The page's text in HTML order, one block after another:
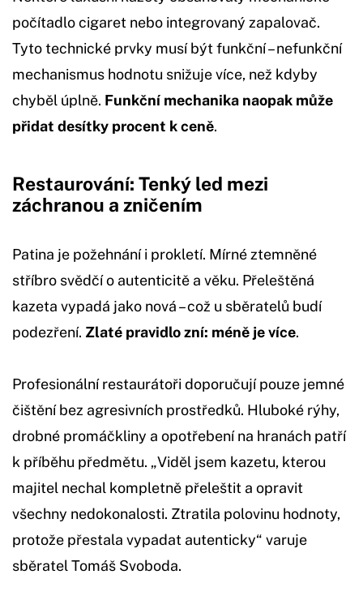
počítadlo cigaret nebo integrovaný zapalovač.
Tyto technické prvky musí být funkční – nefunkční
mechanismus hodnotu snižuje více, než kdyby
chyběl úplně. Funkční mechanika naopak může
přidat desítky procent k ceně.
Restaurování: Tenký led mezi
záchranou a zničením
Patina je požehnání i prokletí. Mírné ztemněné
stříbro svědčí o autenticitě a věku. Přeleštěná
kazeta vypadá jako nová – což u sběratelů budí
podezření. Zlaté pravidlo zní: méně je více.
Profesionální restaurátoři doporučují pouze jemné
čištění bez agresivních prostředků. Hluboké rýhy,
drobné promáčkliny a opotřebení na hranách patří
k příběhu předmětu. „Viděl jsem kazetu, kterou
majitel nechal kompletně přeleštit a opravit
všechny nedokonalosti. Ztratila polovinu hodnoty,
protože přestala vypadat autenticky“ varuje
sběratel Tomáš Svoboda.